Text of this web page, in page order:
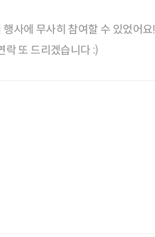
사에 무사히 참여할 수 있었어요!
락 또 드리겠습니다 :)